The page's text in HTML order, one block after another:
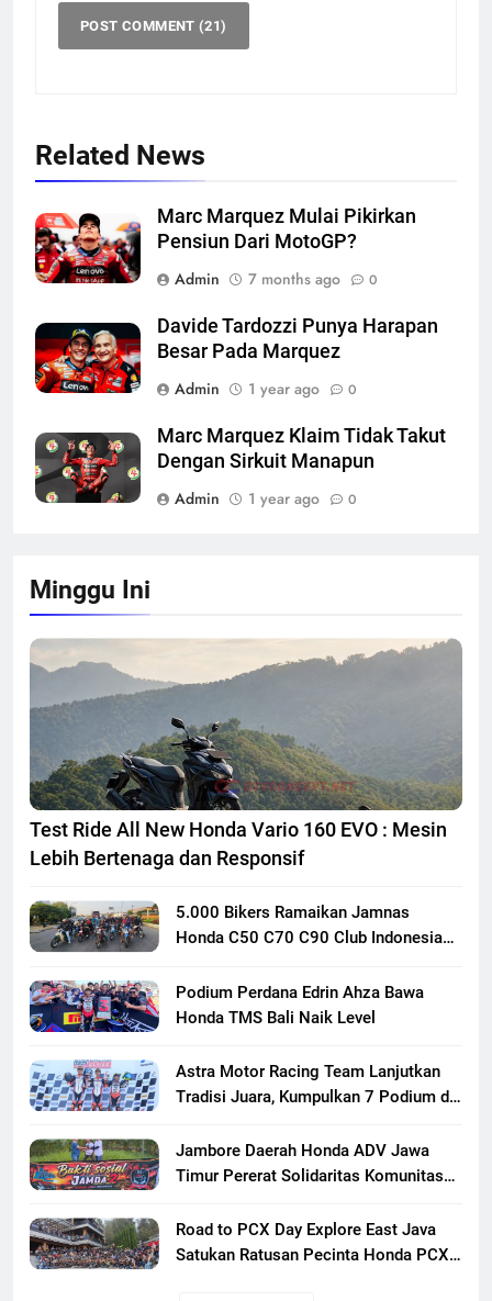
Related News
Marc Marquez Mulai Pikirkan
Pensiun Dari MotoGP?
Admin
7 months ago 0
Davide Tardozzi Punya Harapan
Besar Pada Marquez
Admin
1 year ago 0
Marc Marquez Klaim Tidak Takut
Dengan Sirkuit Manapun
Admin
1 year ago 0
Minggu Ini
Test Ride All New Honda Vario 160 EVO : Mesin
Lebih Bertenaga dan Responsif
5.000 Bikers Ramaikan Jamnas
Honda C50 C70 C90 Club Indonesia
Persaudaraan Pecinta Motor Klasik
Honda
Podium Perdana Edrin Ahza Bawa
Honda TMS Bali Naik Level
Astra Motor Racing Team Lanjutkan
Tradisi Juara, Kumpulkan 7 Podium di
Jambore Daerah Honda ADV Jawa
Timur Pererat Solidaritas Komunitas
di Banyuwangi
Road to PCX Day Explore East Java
Satukan Ratusan Pecinta Honda PCX